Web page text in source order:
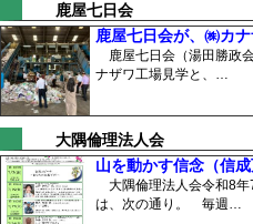
鹿屋七日会
鹿屋七日会が、㈱カ
鹿屋七日会（湯田勝政
ナザワ工場見学と、…
大隅倫理法人会
山を動かす信念（信
大隅倫理法人会令和8年
は、次の通り。 毎週…